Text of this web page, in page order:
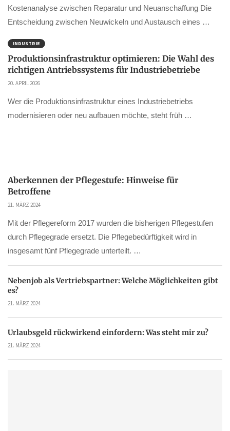
Kostenanalyse zwischen Reparatur und Neuanschaffung Die
Entscheidung zwischen Neuwickeln und Austausch eines …
INDUSTRIE
Produktionsinfrastruktur optimieren: Die Wahl des
richtigen Antriebssystems für Industriebetriebe
20. APRIL 2026
Wer die Produktionsinfrastruktur eines Industriebetriebs
modernisieren oder neu aufbauen möchte, steht früh …
Aberkennen der Pflegestufe: Hinweise für
Betroffene
21. MÄRZ 2024
Mit der Pflegereform 2017 wurden die bisherigen Pflegestufen
durch Pflegegrade ersetzt. Die Pflegebedürftigkeit wird in
insgesamt fünf Pflegegrade unterteilt. …
Nebenjob als Vertriebspartner: Welche Möglichkeiten gibt
es?
21. MÄRZ 2024
Urlaubsgeld rückwirkend einfordern: Was steht mir zu?
21. MÄRZ 2024